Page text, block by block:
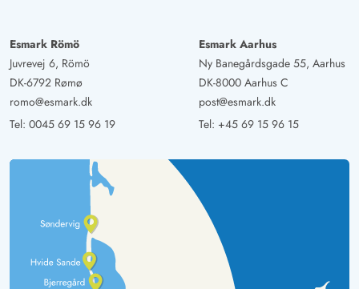
Esmark Römö
Juvrevej 6, Römö
DK-6792 Rømø
romo@esmark.dk
Tel: 0045 69 15 96 19
Esmark Aarhus
Ny Banegårdsgade 55, Aarhus
DK-8000 Aarhus C
post@esmark.dk
Tel: +45 69 15 96 15